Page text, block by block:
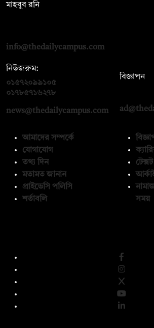
মাহবুব রনি
info@thedailycampus.com
নিউজরুম:
০১৫৭২০৯৯১০৫
০১৭৮৫৭১৬২৭৮
news@thedailycampus.com
বিজ্ঞাপন
আমাদের সম্পর্কে
যোগাযোগ
তথ্য দিন
মতামত জানান
প্রাইভেসি পলিসি
শর্তাবলি
সময়